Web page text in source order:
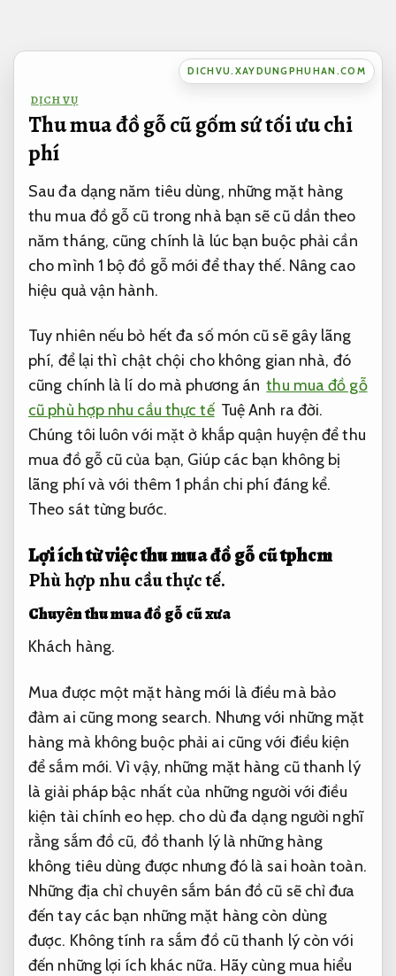
nội
DICHVU.XAYDUNGPHUHAN.COM
DỊCH VỤ
Thu mua đồ gỗ cũ gốm sứ tối ưu chi
phí
Sau đa dạng năm tiêu dùng, những mặt hàng
thu mua đồ gỗ cũ trong nhà bạn sẽ cũ dần theo
năm tháng, cũng chính là lúc bạn buộc phải cần
cho mình 1 bộ đồ gỗ mới để thay thế. Nâng cao
hiệu quả vận hành.
Tuy nhiên nếu bỏ hết đa số món cũ sẽ gây lãng
phí, để lại thì chật chội cho không gian nhà, đó
cũng chính là lí do mà phương án thu mua đồ gỗ
cũ phù hợp nhu cầu thực tế Tuệ Anh ra đời.
Chúng tôi luôn với mặt ở khắp quận huyện để thu
mua đồ gỗ cũ của bạn, Giúp các bạn không bị
lãng phí và với thêm 1 phần chi phí đáng kể.
Theo sát từng bước.
Lợi ích từ việc thu mua đồ gỗ cũ tphcm
Phù hợp nhu cầu thực tế.
Chuyên thu mua đồ gỗ cũ xưa
Khách hàng.
Mua được một mặt hàng mới là điều mà bảo
đảm ai cũng mong search. Nhưng với những mặt
hàng mà không buộc phải ai cũng với điều kiện
để sắm mới. Vì vậy, những mặt hàng cũ thanh lý
là giải pháp bậc nhất của những người với điều
kiện tài chính eo hẹp. cho dù đa dạng người nghĩ
rằng sắm đồ cũ, đồ thanh lý là những hàng
không tiêu dùng được nhưng đó là sai hoàn toàn.
Những địa chỉ chuyên sắm bán đồ cũ sẽ chỉ đưa
đến tay các bạn những mặt hàng còn dùng
được. Không tính ra sắm đồ cũ thanh lý còn với
đến những lợi ích khác nữa. Hãy cùng mua hiểu